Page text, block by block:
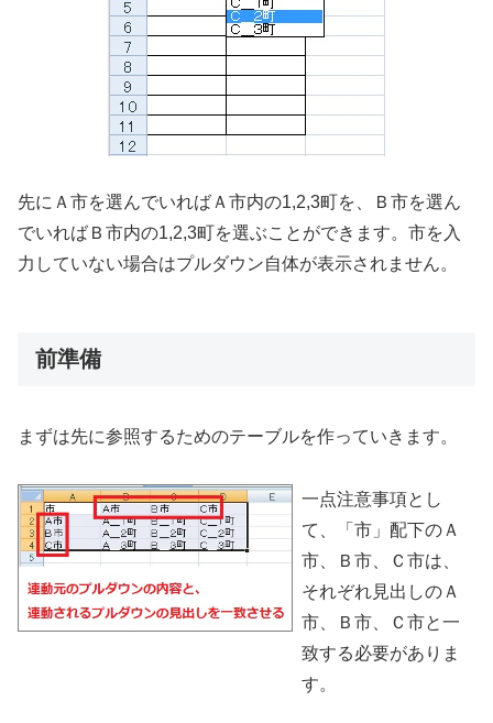
先にＡ市を選んでいればＡ市内の1,2,3町を、Ｂ市を選ん
でいればＢ市内の1,2,3町を選ぶことができます。市を入
力していない場合はプルダウン自体が表示されません。
前準備
まずは先に参照するためのテーブルを作っていきます。
一点注意事項とし
て、「市」配下のＡ
市、Ｂ市、Ｃ市は、
それぞれ見出しのＡ
市、Ｂ市、Ｃ市と一
致する必要がありま
す。